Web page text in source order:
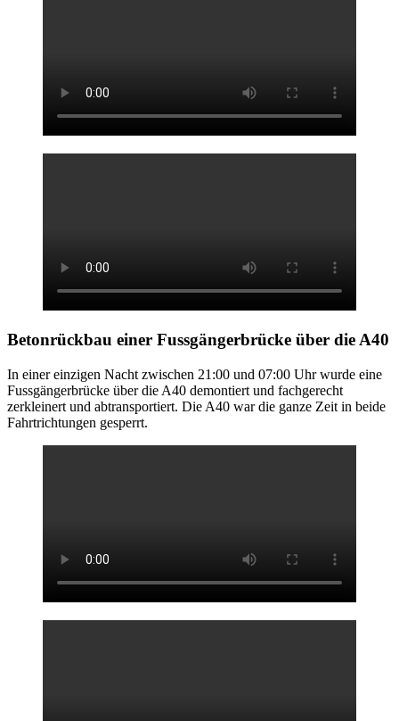
Betonrückbau einer Fussgängerbrücke über die A40
In einer einzigen Nacht zwischen 21:00 und 07:00 Uhr wurde eine
Fussgängerbrücke über die A40 demontiert und fachgerecht
zerkleinert und abtransportiert. Die A40 war die ganze Zeit in beide
Fahrtrichtungen gesperrt.